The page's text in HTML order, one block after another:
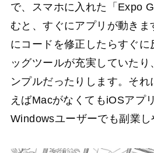
で、スマホに入れた「Expo
むと、すぐにアプリが動きま
にコードを修正したらすぐ
ッグツールが充実していた
ンプルだったりします。そ
えばMacがなくてもiOSアプ
Windowsユーザーでも副業し